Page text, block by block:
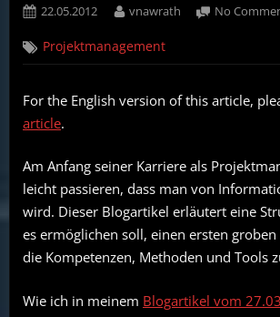
Posted
22.05.2012 By
vnawrath No
Projektmanagement
For the English version of this article,
article.
Am Anfang seiner Karriere als
leicht passieren, dass man von
wird. Dieser Blogartikel erläutert eine
es ermöglichen soll, einen ersten
die Kompetenzen, Methoden und Tools
Wie ich in meinem Blogartikel vom